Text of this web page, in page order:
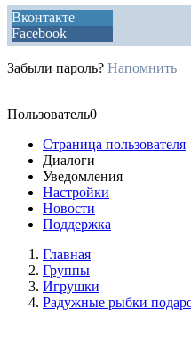
Вконтакте
Facebook
Забыли пароль? Напомнить
Пользователь0
Страница пользователя
Диалоги
Уведомления
Настройки
Новости
Поддержка
Главная
Группы
Игрушки
Радужные рыбки